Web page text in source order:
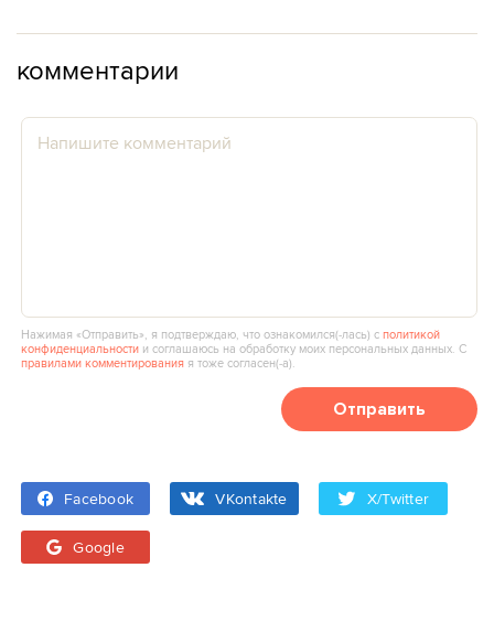
комментарии
Нажимая «Отправить», я подтверждаю, что ознакомился(‑лась) сполитикой
конфиденциальности и соглашаюсь на обработку моих персональных данных. С
правилами комментирования я тоже согласен(‑а).
Отправить
Facebook VKontakte X/Twitter
Google